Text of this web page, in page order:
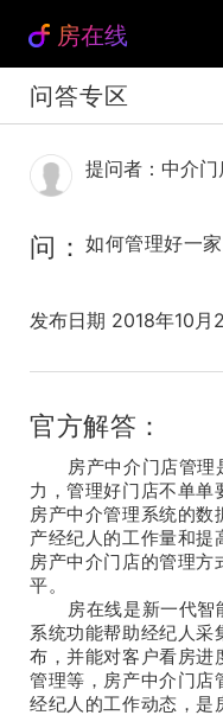
房在线
问答专区
提问者：中介门
问： 如何管理好一
发布日期 2018年10月
官方解答：
房产中介门店管理
力，管理好门店不单单
房产中介管理系统的数
产经纪人的工作量和提
房产中介门店的管理方
平。
房在线是新一代智
系统功能帮助经纪人
布，并能对客户看房进
管理等，房产中介门店
经纪人的工作动态，是